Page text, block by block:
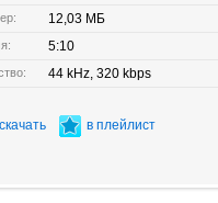
12,03 МБ
5:10
44 kHz, 320 kbps
скачать в плейлист